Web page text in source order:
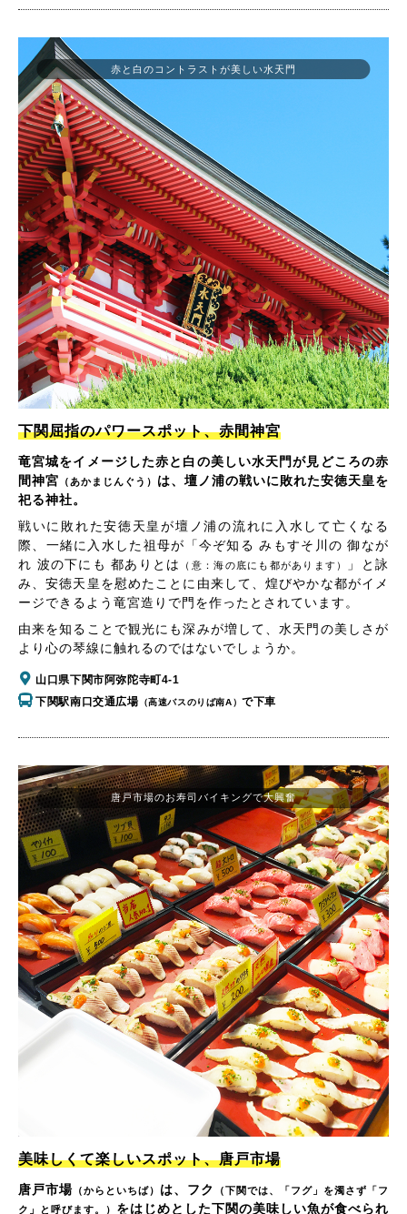
下関屈指のパワースポット、赤間神宮
竜宮城をイメージした赤と白の美しい水天門が見どころの赤
間神宮 （あかまじんぐう） は、壇ノ浦の戦いに敗れた安徳天皇を
祀る神社。
戦いに敗れた安徳天皇が壇ノ浦の流れに入水して亡くなる
際、一緒に入水した祖母が「今ぞ知る みもすそ川の 御なが
れ 波の下にも 都ありとは
（意：海の底にも都があります）
」と詠
み、安徳天皇を慰めたことに由来して、煌びやかな都がイメ
ージできるよう竜宮造りで門を作ったとされています。
由来を知ることで観光にも深みが増して、水天門の美しさが
より心の琴線に触れるのではないでしょうか。
山口県下関市阿弥陀寺町4-1
下関駅南口交通広場 （高速バスのりば南A）で下車
赤と白のコントラストが美しい水天門
唐戸市場のお寿司バイキングで大興奮
美味しくて楽しいスポット、唐戸市場
唐戸市場 （からといちば） は、フク
（下関では、「フグ」を濁さず「フ
ク」と呼びます。） をはじめとした下関の美味しい魚が食べられ